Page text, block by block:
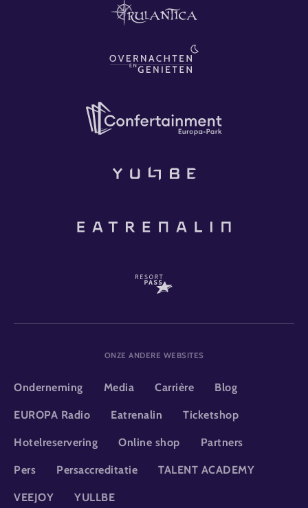
ONZE ANDERE WEBSITES
Onderneming Media Carrière Blog
EUROPA Radio Eatrenalin Ticketshop
Hotelreservering Online shop Partners
Pers Persaccreditatie TALENT ACADEMY
VEEJOY YULLBE